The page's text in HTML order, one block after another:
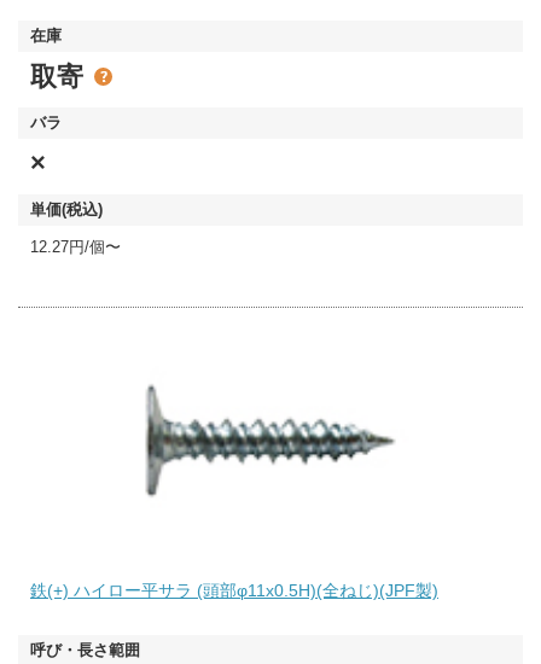
取寄
×
12.27円/個〜
鉄(+) ハイロー平サラ (頭部φ11x0.5H)(全ねじ)(JPF製)